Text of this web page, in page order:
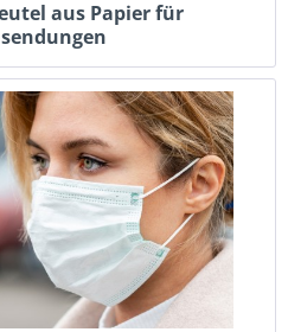
aus Papier für